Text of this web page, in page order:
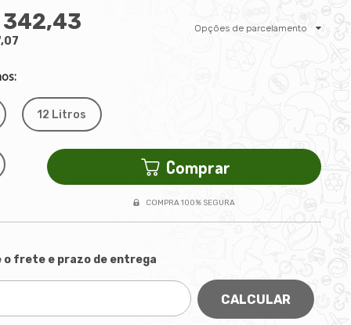
342,43 Opções de parcelamento
12 Litros
Comprar
COMPRA 100% SEGURA
o frete e prazo de entrega
CALCULAR